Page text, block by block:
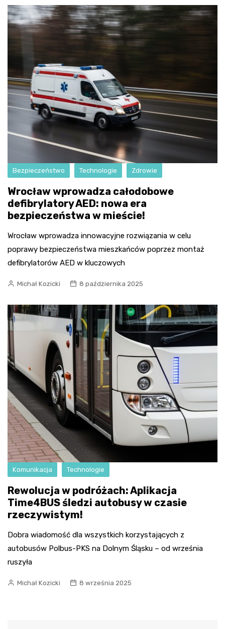
Bezpieczeństwo Technologie Zdrowie
Wrocław wprowadza całodobowe
defibrylatory AED: nowa era
bezpieczeństwa w mieście!
Wrocław wprowadza innowacyjne rozwiązania w celu
poprawy bezpieczeństwa mieszkańców poprzez montaż
defibrylatorów AED w kluczowych
Michał Kozicki 8 października 2025
Komunikacja Technologie
Rewolucja w podróżach: Aplikacja
Time4BUS śledzi autobusy w czasie
rzeczywistym!
Dobra wiadomość dla wszystkich korzystających z
autobusów Polbus-PKS na Dolnym Śląsku – od września
ruszyła
Michał Kozicki 8 września 2025